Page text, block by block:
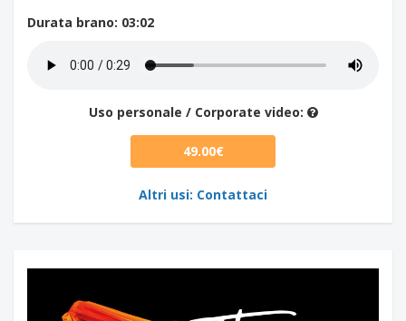
Durata brano: 03:02
Uso personale / Corporate video:
49.00€
Altri usi: Contattaci